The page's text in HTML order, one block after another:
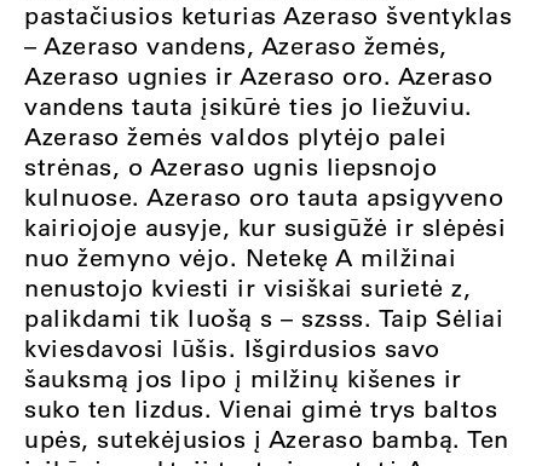
pastačiusios keturias Azeraso šventyklas
– Azeraso vandens, Azeraso žemės,
Azeraso ugnies ir Azeraso oro. Azeraso
vandens tauta įsikūrė ties jo liežuviu.
Azeraso žemės valdos plytėjo palei
strėnas, o Azeraso ugnis liepsnojo
kulnuose. Azeraso oro tauta apsigyveno
kairiojoje ausyje, kur susigūžė ir slėpėsi
nuo žemyno vėjo. Netekę A milžinai
nenustojo kviesti ir visiškai surietė z,
palikdami tik luošą s – szsss. Taip Sėliai
kviesdavosi lūšis. Išgirdusios savo
šauksmą jos lipo į milžinų kišenes ir
suko ten lizdus. Vienai gimė trys baltos
upės, sutekėjusios į Azeraso bambą. Ten